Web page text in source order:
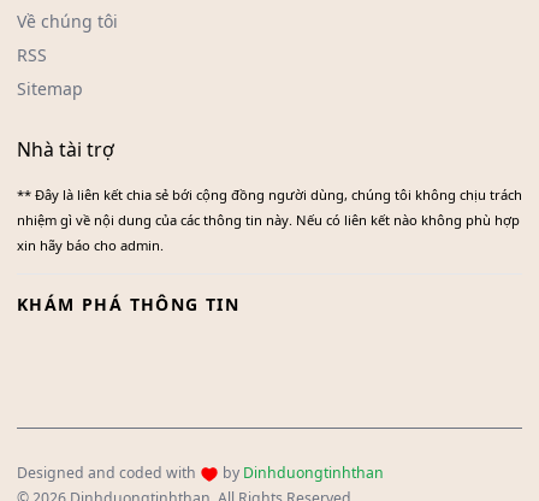
Về chúng tôi
RSS
Sitemap
Nhà tài trợ
** Đây là liên kết chia sẻ bới cộng đồng người dùng, chúng tôi không chịu trách
nhiệm gì về nội dung của các thông tin này. Nếu có liên kết nào không phù hợp
xin hãy báo cho admin.
KHÁM PHÁ THÔNG TIN
Designed and coded with by Dinhduongtinhthan